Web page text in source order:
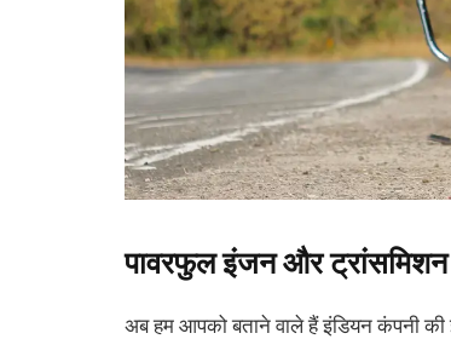
पावरफुल इंजन और ट्रांसमिशन
अब हम आपको बताने वाले हैं इंडियन कंपनी